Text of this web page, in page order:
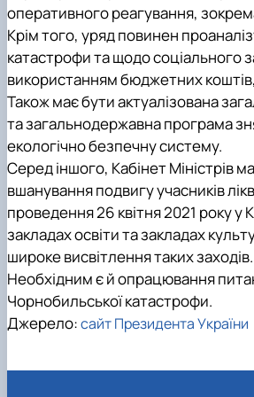
оперативного реагування,
Крім того, уряд повинен
катастрофи та щодо соціального
використанням бюджетних коштів,
Також має бути актуалізована
та загальнодержавна програма
екологічно безпечну систему.
Серед іншого, Кабінет Міністрів
вшанування подвигу учасників
проведення 26 квітня 2021 року у
закладах освіти та закладах
широке висвітлення таких заходів.
Необхідним є й опрацювання
Чорнобильської катастрофи.
Джерело:сайт Президента України